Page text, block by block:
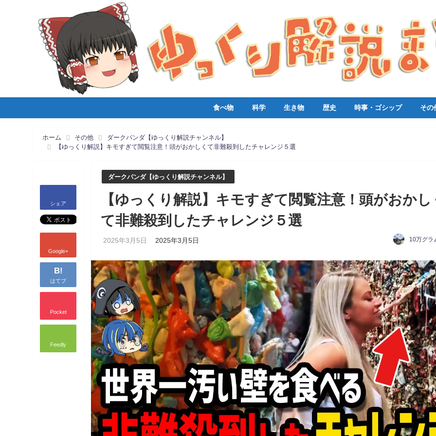
食べ物 科学 生き物 歴史 時事・ゴシップ その
ホーム その他
ダークパンダ【ゆっくり解説チャンネル】
【ゆっくり解説】キモすぎて閲覧注意！頭がおかしくて非難殺到したチャレンジ５選
シェア
Google+
B!
はてブ
Pocket
Feedly
ダークパンダ【ゆっくり解説チャンネル】
【ゆっくり解説】キモすぎて閲覧注意！頭がおかし
て非難殺到したチャレンジ５選
2025年3月5日 2025年3月5日 10万グラ